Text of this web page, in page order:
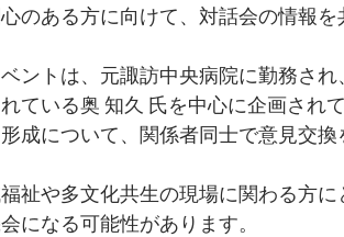
のある方に向けて、対話会の情報
ントは、元諏訪中央病院に勤務さ
ている奥 知久 氏を中心に企画され
成について、関係者同士で意見交
祉や多文化共生の現場に関わる方
になる可能性があります。